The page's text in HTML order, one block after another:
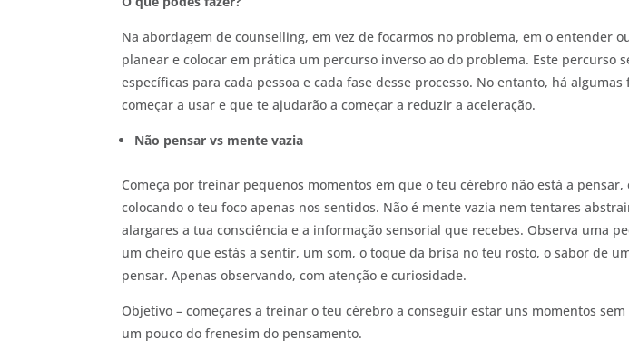
Na abordagem de counselling, em vez de focarmos no problema, em o entender
planear e colocar em prática um percurso inverso ao do problema. Este percurso
específicas para cada pessoa e cada fase desse processo. No entanto, há
começar a usar e que te ajudarão a começar a reduzir a aceleração.
Não pensar vs mente vazia
Começa por treinar pequenos momentos em que o teu cérebro não está a
colocando o teu foco apenas nos sentidos. Não é mente vazia nem tentares
alargares a tua consciência e a informação sensorial que recebes. Observa uma
um cheiro que estás a sentir, um som, o toque da brisa no teu rosto, o sabor de
pensar. Apenas observando, com atenção e curiosidade.
Objetivo – começares a treinar o teu cérebro a conseguir estar uns momentos
um pouco do frenesim do pensamento.